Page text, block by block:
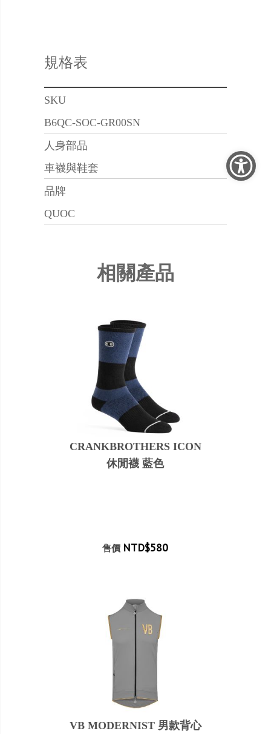
規格表
SKU
B6QC-SOC-GR00SN
人身部品
車襪與鞋套
品牌
QUOC
相關產品
CRANKBROTHERS ICON
休閒襪 藍色
售價 NTD$580
VB MODERNIST 男款背心